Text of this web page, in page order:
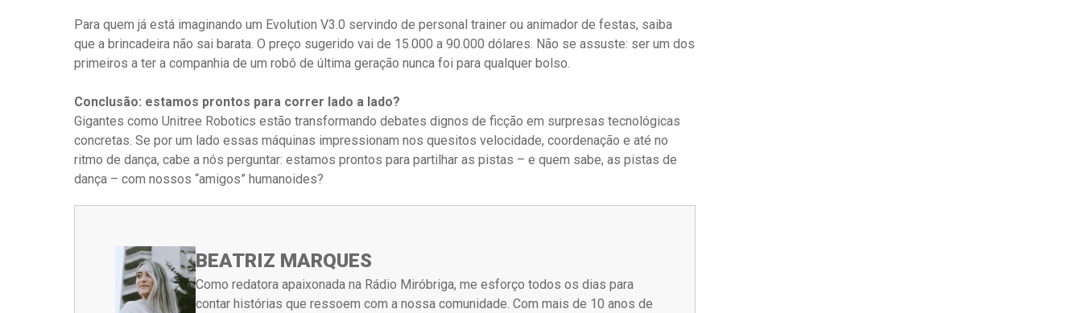
Para quem já está imaginando um Evolution V3.0 servindo de personal trainer ou animador de festas, saiba
que a brincadeira não sai barata. O preço sugerido vai de 15.000 a 90.000 dólares. Não se assuste: ser um dos
primeiros a ter a companhia de um robô de última geração nunca foi para qualquer bolso.
Conclusão: estamos prontos para correr lado a lado?
Gigantes como Unitree Robotics estão transformando debates dignos de ficção em surpresas tecnológicas
concretas. Se por um lado essas máquinas impressionam nos quesitos velocidade, coordenação e até no
ritmo de dança, cabe a nós perguntar: estamos prontos para partilhar as pistas – e quem sabe, as pistas de
dança – com nossos “amigos” humanoides?
BEATRIZ MARQUES
Como redatora apaixonada na Rádio Miróbriga, me esforço todos os dias para
contar histórias que ressoem com a nossa comunidade. Com mais de 10 anos de